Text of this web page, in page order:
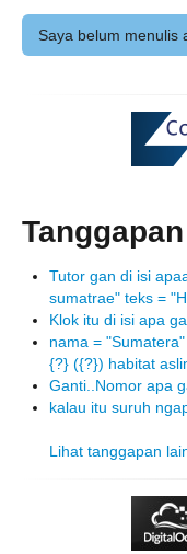
Saya belum menulis
Tutor gan di isi
sumatrae" teks =
Klok itu di isi apa
nama =
{?} ({?}) habitat
Ganti..Nomor apa
kalau itu suruh
Lihat tanggapan